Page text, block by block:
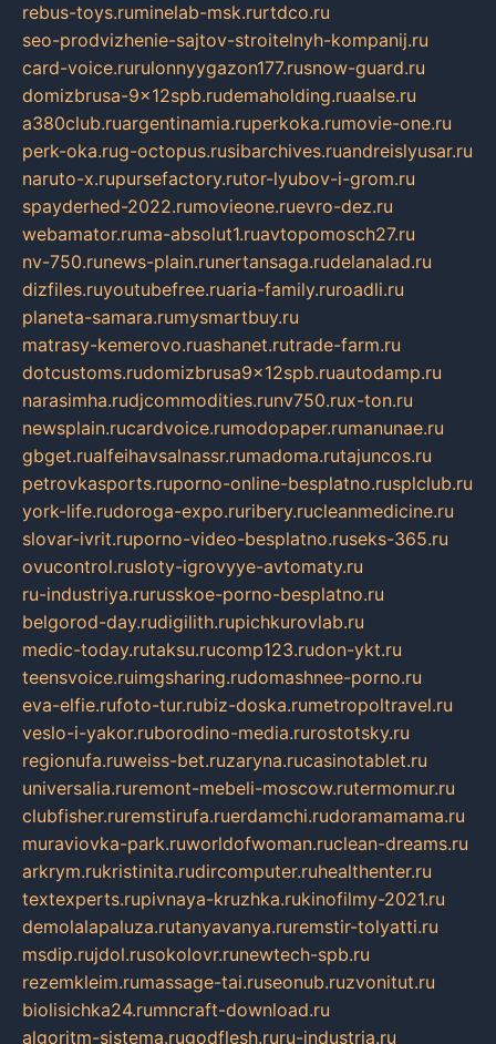
rebus-toys.ruminelab-msk.rurtdco.ru
seo-prodvizhenie-sajtov-stroitelnyh-kompanij.ru
card-voice.rurulonnyygazon177.rusnow-guard.ru
domizbrusa-9x12spb.rudemaholding.ruaalse.ru
a380club.ruargentinamia.ruperkoka.rumovie-one.ru
perk-oka.rug-octopus.rusibarchives.ruandreislyusar.ru
naruto-x.rupursefactory.rutor-lyubov-i-grom.ru
spayderhed-2022.rumovieone.ruevro-dez.ru
webamator.ruma-absolut1.ruavtopomosch27.ru
nv-750.runews-plain.runertansaga.rudelanalad.ru
dizfiles.ruyoutubefree.ruaria-family.ruroadli.ru
planeta-samara.rumysmartbuy.ru
matrasy-kemerovo.ruashanet.rutrade-farm.ru
dotcustoms.rudomizbrusa9x12spb.ruautodamp.ru
narasimha.rudjcommodities.runv750.rux-ton.ru
newsplain.rucardvoice.rumodopaper.rumanunae.ru
gbget.rualfeihavsalnassr.rumadoma.rutajuncos.ru
petrovkasports.ruporno-online-besplatno.rusplclub.ru
york-life.rudoroga-expo.ruribery.rucleanmedicine.ru
slovar-ivrit.ruporno-video-besplatno.ruseks-365.ru
ovucontrol.rusloty-igrovyye-avtomaty.ru
ru-industriya.rurusskoe-porno-besplatno.ru
belgorod-day.rudigilith.rupichkurovlab.ru
medic-today.rutaksu.rucomp123.rudon-ykt.ru
teensvoice.ruimgsharing.rudomashnee-porno.ru
eva-elfie.rufoto-tur.rubiz-doska.rumetropoltravel.ru
veslo-i-yakor.ruborodino-media.rurostotsky.ru
regionufa.ruweiss-bet.ruzaryna.rucasinotablet.ru
universalia.ruremont-mebeli-moscow.rutermomur.ru
clubfisher.ruremstirufa.ruerdamchi.rudoramamama.ru
muraviovka-park.ruworldofwoman.ruclean-dreams.ru
arkrym.rukristinita.rudircomputer.ruhealthenter.ru
textexperts.rupivnaya-kruzhka.rukinofilmy-2021.ru
demolalapaluza.rutanyavanya.ruremstir-tolyatti.ru
msdip.rujdol.rusokolovr.runewtech-spb.ru
rezemkleim.rumassage-tai.ruseonub.ruzvonitut.ru
biolisichka24.rumncraft-download.ru
algoritm-sistema.rugodflesh.ruru-industria.ru